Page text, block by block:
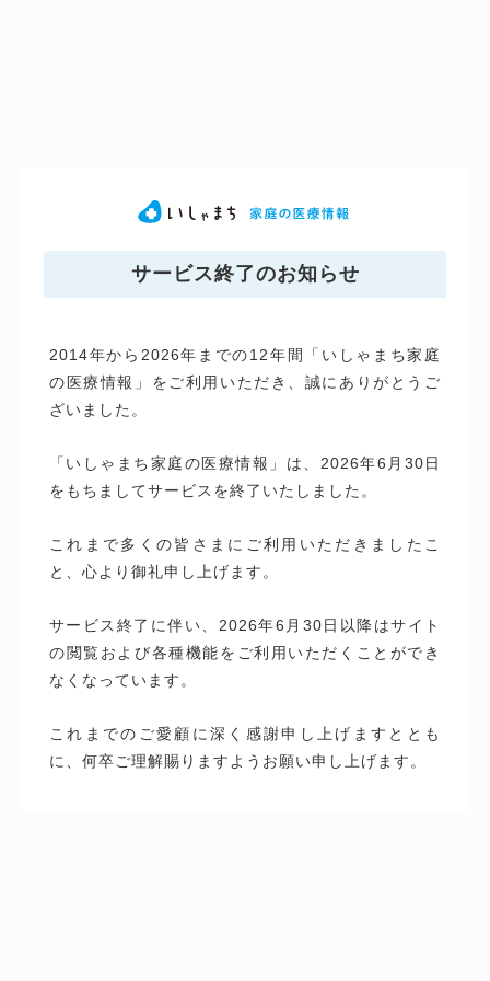
サービス終了のお知らせ
2014年から2026年までの12年間「いしゃまち家庭
の医療情報」をご利用いただき、誠にありがとうご
ざいました。
「いしゃまち家庭の医療情報」は、2026年6月30日
をもちましてサービスを終了いたしました。
これまで多くの皆さまにご利用いただきましたこ
と、心より御礼申し上げます。
サービス終了に伴い、2026年6月30日以降はサイト
の閲覧および各種機能をご利用いただくことができ
なくなっています。
これまでのご愛顧に深く感謝申し上げますととも
に、何卒ご理解賜りますようお願い申し上げます。